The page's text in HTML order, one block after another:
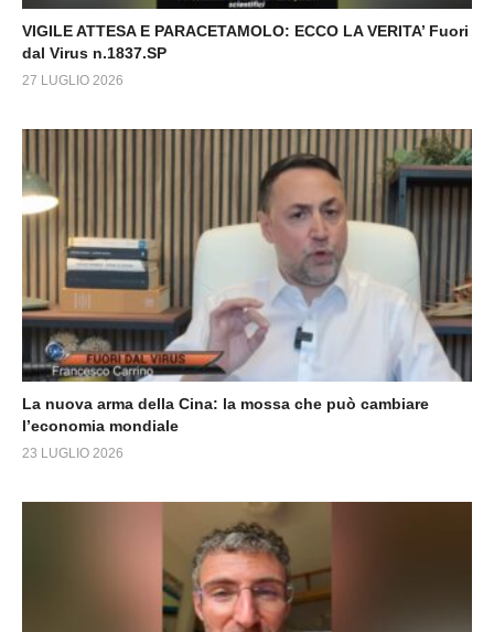
VIGILE ATTESA E PARACETAMOLO: ECCO LA VERITA’ Fuori
dal Virus n.1837.SP
27 LUGLIO 2026
La nuova arma della Cina: la mossa che può cambiare
l’economia mondiale
23 LUGLIO 2026